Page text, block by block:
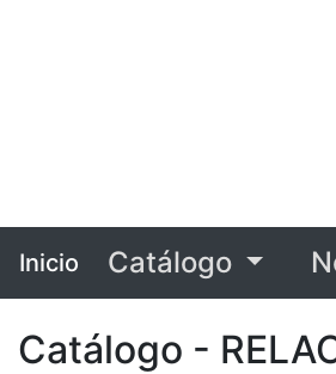
Inicio Catálogo
Catálogo -